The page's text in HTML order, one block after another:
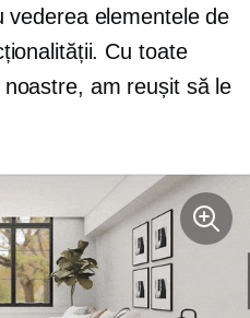
elementele de
Cu toate
am reușit să le